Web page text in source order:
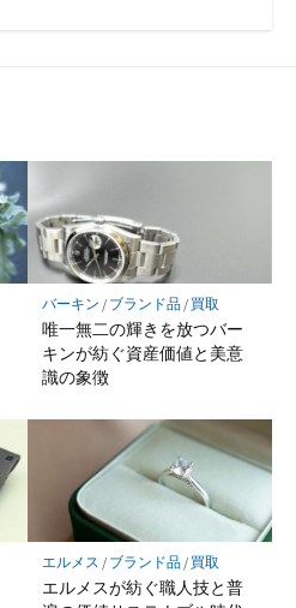
バーキン / ブランド品/ 買取
唯一無二の輝きを放つバー
キンが紡ぐ資産価値と美意
識の象徴
エルメス / ブランド品/ 買取
エルメスが紡ぐ職人技と普